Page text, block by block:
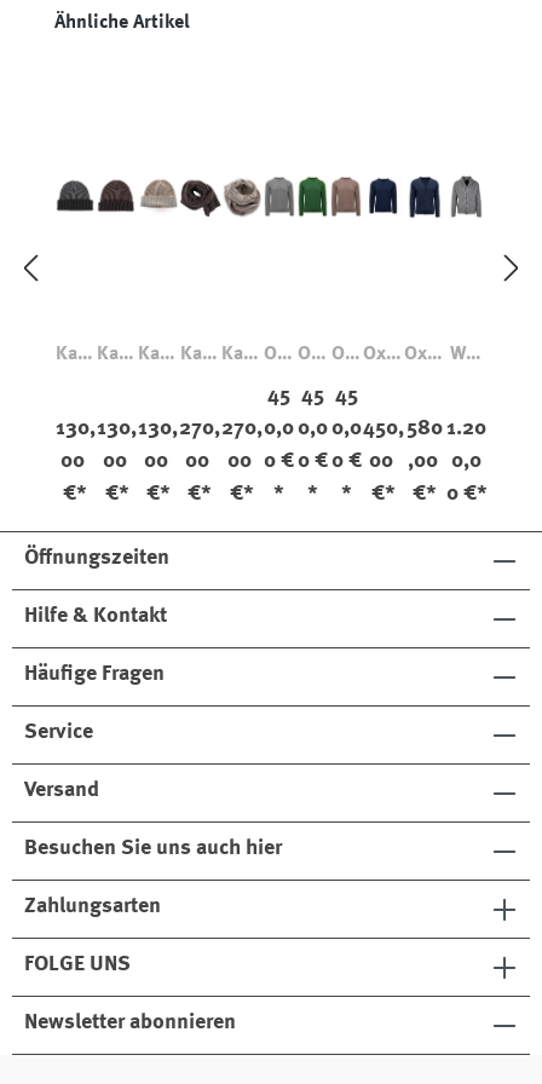
Produktgalerie überspringen
Ähnliche Artikel
Kasc
ze
130,
00
€*
Kasc
ze
130,
00
€*
Kasc
ze
130,
00
€*
Kasc
l
Lesl
ey
270,
00
€*
Kasc
l
Lesl
ey
270,
00
€*
Oxt
Cre
w
Pul
lov
45
0,0
0 €
*
Oxt
Cre
w
Pul
lov
45
0,0
0 €
*
Oxt
Cre
w
Pul
lov
45
0,0
0 €
*
Oxto
Pull
over
450,
00
€*
Oxto
igan
580
,00
€*
Win
igan
Kasc
hmir
1.20
0,0
0 €*
Öffnungszeiten
Hilfe & Kontakt
Häufige Fragen
Service
Versand
Besuchen Sie uns auch hier
Zahlungsarten
FOLGE UNS
Newsletter abonnieren